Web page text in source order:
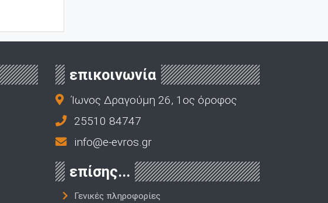
επικοινωνία
Ίωνος Δραγούμη 26, 1ος όροφος
25510 84747
info@e-evros.gr
επίσης...
Γενικές πληροφορίες